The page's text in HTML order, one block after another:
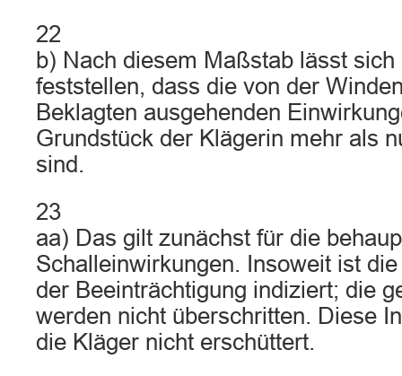
22
b) Nach diesem Maßstab lässt
feststellen, dass die von der
Beklagten ausgehenden
Grundstück der Klägerin mehr als
sind.
23
aa) Das gilt zunächst für die
Schalleinwirkungen. Insoweit ist
der Beeinträchtigung indiziert; die
werden nicht überschritten. Diese
die Kläger nicht erschüttert.